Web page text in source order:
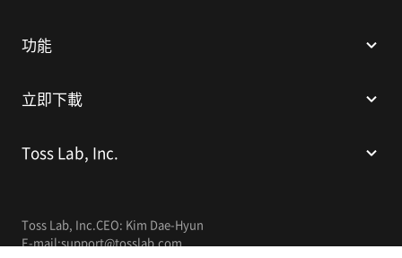
功能
立即下載
Toss Lab, Inc.
Toss Lab, Inc.CEO: Kim Dae-Hyun
E-mail:support@tosslab.com